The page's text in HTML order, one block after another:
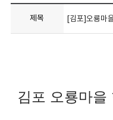
제목 [김포]오룡마
김포 오룡마을